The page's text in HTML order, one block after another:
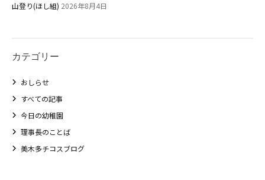
山登り(ほし組) 2026年8月4日
カテゴリー
おしらせ
すべての記事
今日の幼稚園
理事長のことば
美木多チコスブログ